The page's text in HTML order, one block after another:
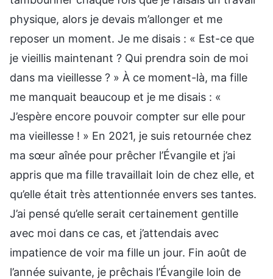
physique, alors je devais m’allonger et me
reposer un moment. Je me disais : « Est-ce que
je vieillis maintenant ? Qui prendra soin de moi
dans ma vieillesse ? » À ce moment-là, ma fille
me manquait beaucoup et je me disais : «
J’espère encore pouvoir compter sur elle pour
ma vieillesse ! » En 2021, je suis retournée chez
ma sœur aînée pour prêcher l’Évangile et j’ai
appris que ma fille travaillait loin de chez elle, et
qu’elle était très attentionnée envers ses tantes.
J’ai pensé qu’elle serait certainement gentille
avec moi dans ce cas, et j’attendais avec
impatience de voir ma fille un jour. Fin août de
l’année suivante, je prêchais l’Évangile loin de